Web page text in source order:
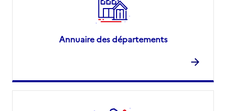
Annuaire des départements